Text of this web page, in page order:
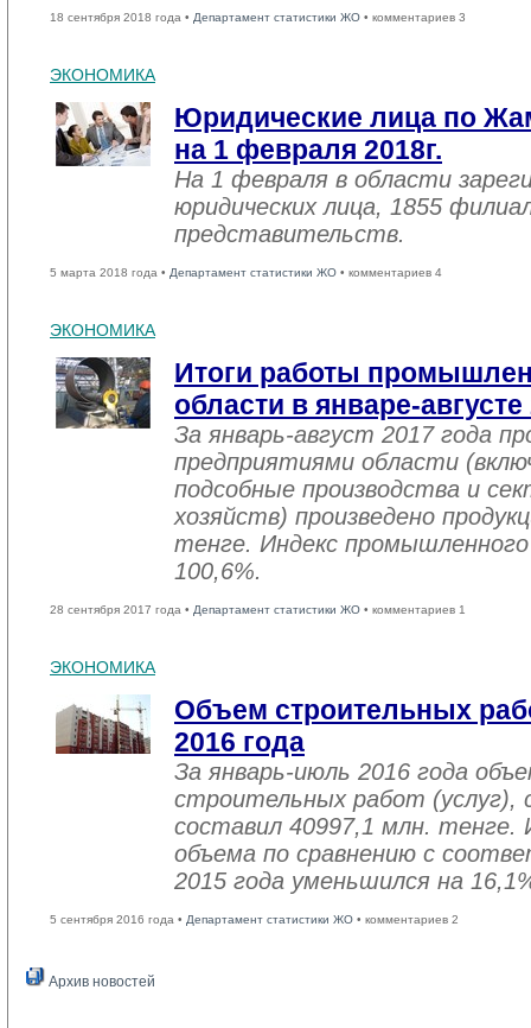
18 сентября 2018 года • Департамент статистики ЖО • комментариев 3
ЭКОНОМИКА
Юридические лица по
на 1 февраля 2018г.
На 1 февраля в области
юридических лица, 1855
представительств.
5 марта 2018 года • Департамент статистики ЖО • комментариев 4
ЭКОНОМИКА
Итоги работы
области в январе-августе
За январь-август 2017 года
предприятиями области
подсобные производства и
хозяйств) произведено
тенге. Индекс
100,6%.
28 сентября 2017 года • Департамент статистики ЖО • комментариев 1
ЭКОНОМИКА
Объем строительных
2016 года
За январь-июль 2016 года
строительных работ (услуг),
составил 40997,1 млн. тенге.
объема по сравнению с
2015 года уменьшился на
5 сентября 2016 года • Департамент статистики ЖО • комментариев 2
Архив новостей